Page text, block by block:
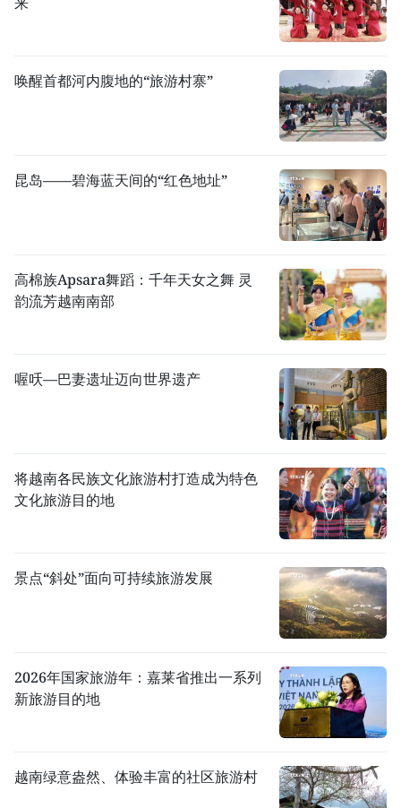
唤醒首都河内腹地的“旅游村寨”
昆岛——碧海蓝天间的“红色地址”
高棉族Apsara舞蹈：千年天女之舞 灵
韵流芳越南南部
喔㕭—巴妻遗址迈向世界遗产
将越南各民族文化旅游村打造成为特色
文化旅游目的地
景点“斜处”面向可持续旅游发展
2026年国家旅游年：嘉莱省推出一系列
新旅游目的地
越南绿意盎然、体验丰富的社区旅游村